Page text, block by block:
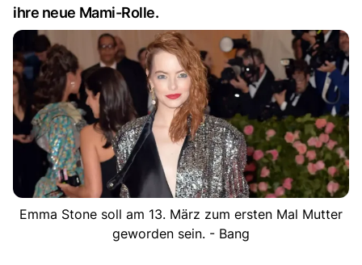
ihre neue Mami-Rolle.
Emma Stone soll am 13. März zum ersten Mal Mutter
geworden sein. - Bang